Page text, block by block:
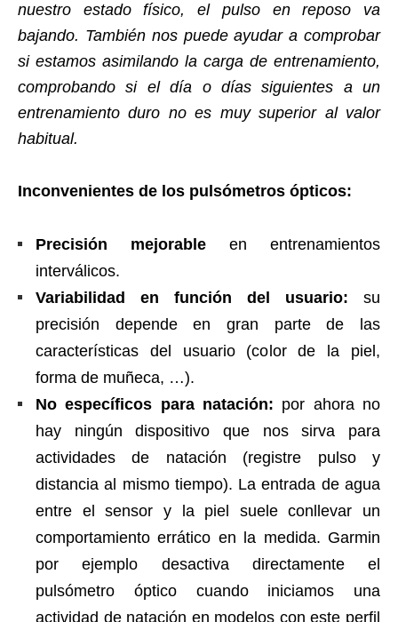
nuestro estado físico, el pulso en reposo va
bajando. También nos puede ayudar a comprobar
si estamos asimilando la carga de entrenamiento,
comprobando si el día o días siguientes a un
entrenamiento duro no es muy superior al valor
habitual.
Inconvenientes de los pulsómetros ópticos:
Precisión mejorable en entrenamientos
interválicos.
Variabilidad en función del usuario: su
precisión depende en gran parte de las
características del usuario (color de la piel,
forma de muñeca, …).
No específicos para natación: por ahora no
hay ningún dispositivo que nos sirva para
actividades de natación (registre pulso y
distancia al mismo tiempo). La entrada de agua
entre el sensor y la piel suele conllevar un
comportamiento errático en la medida. Garmin
por ejemplo desactiva directamente el
pulsómetro óptico cuando iniciamos una
actividad de natación en modelos con este perfil